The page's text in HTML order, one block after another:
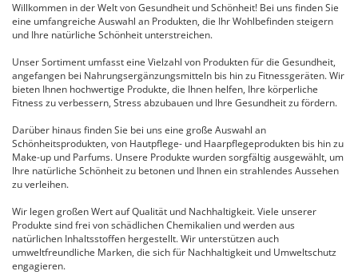
Willkommen in der Welt von Gesundheit und Schönheit! Bei uns finden Sie
eine umfangreiche Auswahl an Produkten, die Ihr Wohlbefinden steigern
und Ihre natürliche Schönheit unterstreichen.
Unser Sortiment umfasst eine Vielzahl von Produkten für die Gesundheit,
angefangen bei Nahrungsergänzungsmitteln bis hin zu Fitnessgeräten. Wir
bieten Ihnen hochwertige Produkte, die Ihnen helfen, Ihre körperliche
Fitness zu verbessern, Stress abzubauen und Ihre Gesundheit zu fördern.
Darüber hinaus finden Sie bei uns eine große Auswahl an
Schönheitsprodukten, von Hautpflege- und Haarpflegeprodukten bis hin zu
Make-up und Parfums. Unsere Produkte wurden sorgfältig ausgewählt, um
Ihre natürliche Schönheit zu betonen und Ihnen ein strahlendes Aussehen
zu verleihen.
Wir legen großen Wert auf Qualität und Nachhaltigkeit. Viele unserer
Produkte sind frei von schädlichen Chemikalien und werden aus
natürlichen Inhaltsstoffen hergestellt. Wir unterstützen auch
umweltfreundliche Marken, die sich für Nachhaltigkeit und Umweltschutz
engagieren.